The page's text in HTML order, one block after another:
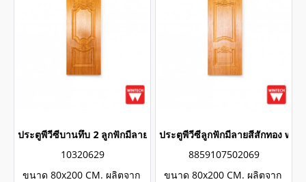
ประตูพีวีซีบานทึบ 2 ลูกฟักมีลายสีสักทอง wintech
10320629
ขนาด 80x200 CM. ผลิตจาก
ประตูพีวีซีลูกฟักมีลายสีสักทอง
8859107502069
ขนาด 80x200 CM. ผลิตจาก